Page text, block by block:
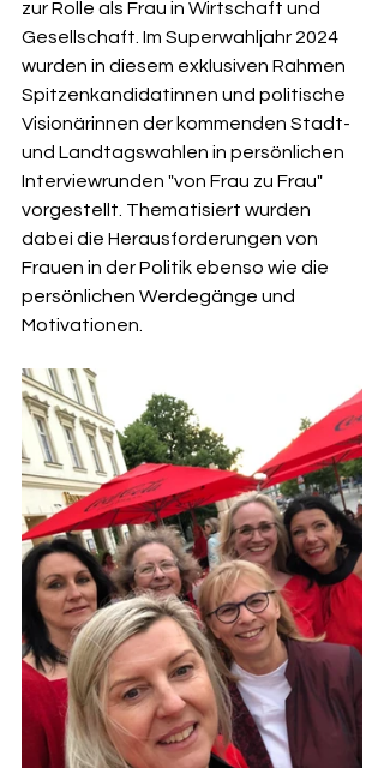
zur Rolle als Frau in Wirtschaft und
Gesellschaft. Im Superwahljahr 2024
wurden in diesem exklusiven Rahmen
Spitzenkandidatinnen und politische
Visionärinnen der kommenden Stadt-
und Landtagswahlen in persönlichen
Interviewrunden "von Frau zu Frau"
vorgestellt. Thematisiert wurden
dabei die Herausforderungen von
Frauen in der Politik ebenso wie die
persönlichen Werdegänge und
Motivationen.